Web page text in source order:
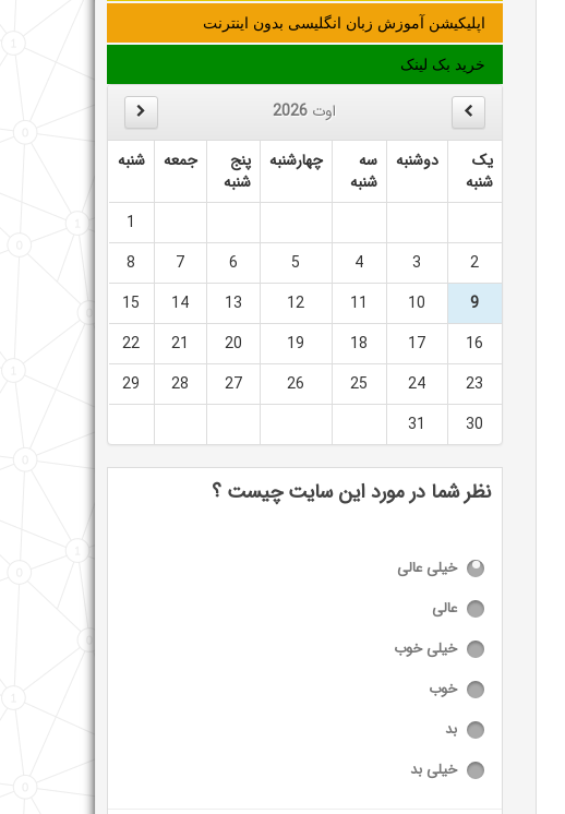
اپلیکیشن آموزش زبان انگلیسی بدون اینترنت
خرید بک لینک
اوت 2026
یک
شنبه
دوشنبه
سه
شنبه
چهارشنبه
پنج
شنبه
جمعه شنبه
1
2
3
4
5
6
7
8
9
10
11
12
13
14
15
16
17
18
19
20
21
22
23
24
25
26
27
28
29
30
31
نظر شما در مورد این سایت چیست ؟
خیلی عالی
عالی
خیلی خوب
خوب
بد
خیلی بد